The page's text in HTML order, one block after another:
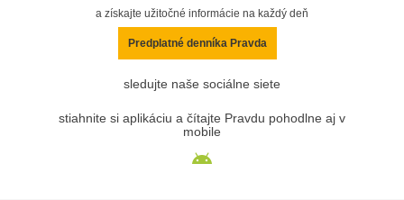
a získajte užitočné informácie na každý deň
Predplatné denníka Pravda
sledujte naše sociálne siete
stiahnite si aplikáciu a čítajte Pravdu pohodlne aj v
mobile